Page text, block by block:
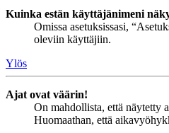
Kuinka estän käyttäjänimeni
Omissa asetuksissasi,
oleviin käyttäjiin.
Ylös
Ajat ovat väärin!
On mahdollista, että näytetty
Huomaathan, että